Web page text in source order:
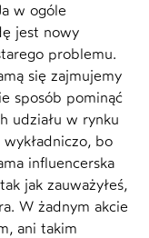
w ogóle
jest nowy
problemu.
się zajmujemy
sposób pominąć
udziału w rynku
bo
influencerska
jak zauważyłeś,
W żadnym akcie
ani takim